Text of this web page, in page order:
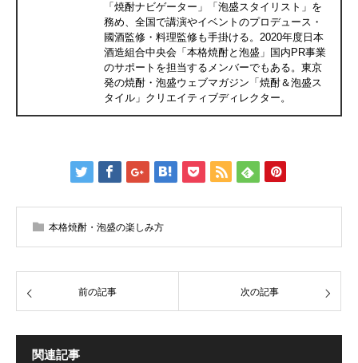
「焼酎ナビゲーター」「泡盛スタイリスト」を
務め、全国で講演やイベントのプロデュース・
國酒監修・料理監修も手掛ける。2020年度日本
酒造組合中央会「本格焼酎と泡盛」国内PR事業
のサポートを担当するメンバーでもある。東京
発の焼酎・泡盛ウェブマガジン「焼酎＆泡盛ス
タイル」クリエイティブディレクター。
本格焼酎・泡盛の楽しみ方
前の記事 次の記事
関連記事